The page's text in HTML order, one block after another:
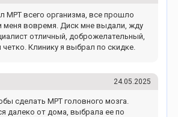
МРТ всего организма, все прошло
меня вовремя. Диск мне выдали, жду
отличный, доброжелательный,
четко. Клинику я выбрал по скидке.
24.05.2025
сделать МРТ головного мозга.
далеко от дома, выбрала ее по